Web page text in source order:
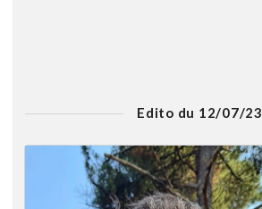
Edito du 12/07/23